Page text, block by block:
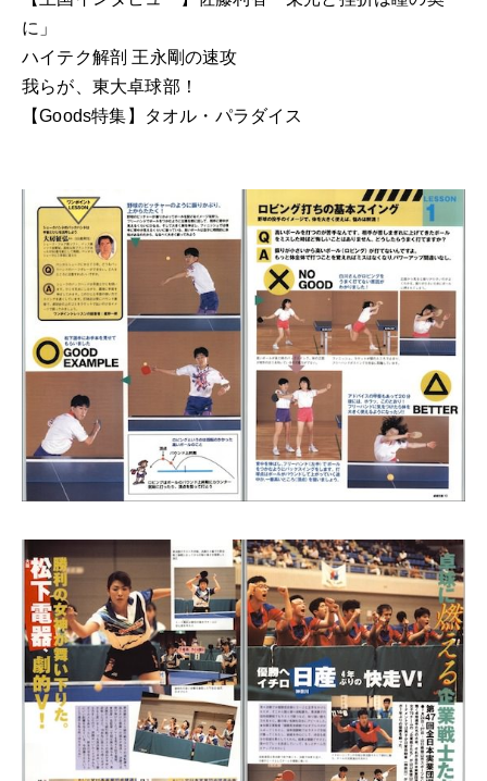
に」
ハイテク解剖 王永剛の速攻
我らが、東大卓球部！
【Goods特集】タオル・パラダイス